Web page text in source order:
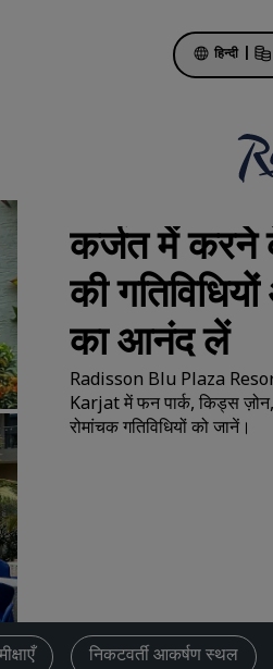
हिन्दी
करें
होटल की
पहली बार
दिन की सबसे
पहले से बुकिंग
हमारे पैकेज देखें
ट्रैवल के
सिटी सेंटर
कर्जत में करने
की
का आनंद लें
Radisson Blu Plaza
Karjat में फन पार्क, किड्स
रोमांचक गतिविधियों को जानें।
निकटवर्ती आकर्षण स्थल